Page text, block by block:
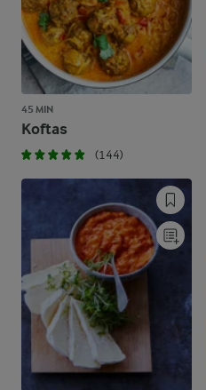
45 MIN
Koftas
(144)